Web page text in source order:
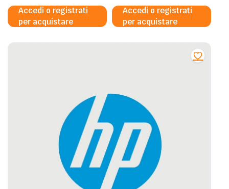
Accedi o registrati
per acquistare
Accedi o registrati
per acquistare